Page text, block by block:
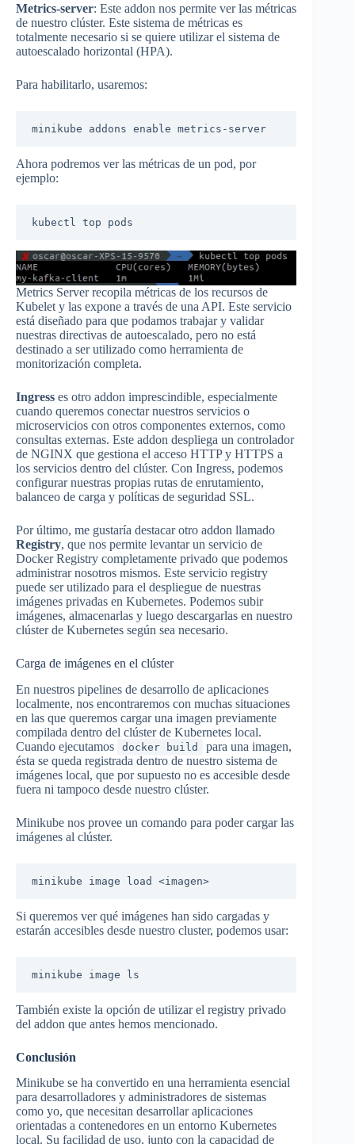
Metrics-server: Este addon nos permite ver las métricas
de nuestro clúster. Este sistema de métricas es
totalmente necesario si se quiere utilizar el sistema de
autoescalado horizontal (HPA).
Para habilitarlo, usaremos:
minikube addons enable metrics-server
Ahora podremos ver las métricas de un pod, por
ejemplo:
kubectl top pods
Metrics Server recopila métricas de los recursos de
Kubelet y las expone a través de una API. Este servicio
está diseñado para que podamos trabajar y validar
nuestras directivas de autoescalado, pero no está
destinado a ser utilizado como herramienta de
monitorización completa.
Ingress es otro addon imprescindible, especialmente
cuando queremos conectar nuestros servicios o
microservicios con otros componentes externos, como
consultas externas. Este addon despliega un controlador
de NGINX que gestiona el acceso HTTP y HTTPS a
los servicios dentro del clúster. Con Ingress, podemos
configurar nuestras propias rutas de enrutamiento,
balanceo de carga y políticas de seguridad SSL.
Por último, me gustaría destacar otro addon llamado
Registry, que nos permite levantar un servicio de
Docker Registry completamente privado que podemos
administrar nosotros mismos. Este servicio registry
puede ser utilizado para el despliegue de nuestras
imágenes privadas en Kubernetes. Podemos subir
imágenes, almacenarlas y luego descargarlas en nuestro
clúster de Kubernetes según sea necesario.
Carga de imágenes en el clúster
En nuestros pipelines de desarrollo de aplicaciones
localmente, nos encontraremos con muchas situaciones
en las que queremos cargar una imagen previamente
compilada dentro del clúster de Kubernetes local.
Cuando ejecutamos
docker build
para una imagen,
ésta se queda registrada dentro de nuestro sistema de
imágenes local, que por supuesto no es accesible desde
fuera ni tampoco desde nuestro clúster.
Minikube nos provee un comando para poder cargar las
imágenes al clúster.
minikube image load <imagen>
Si queremos ver qué imágenes han sido cargadas y
estarán accesibles desde nuestro cluster, podemos usar:
minikube image ls
También existe la opción de utilizar el registry privado
del addon que antes hemos mencionado.
Conclusión
Minikube se ha convertido en una herramienta esencial
para desarrolladores y administradores de sistemas
como yo, que necesitan desarrollar aplicaciones
orientadas a contenedores en un entorno Kubernetes
local. Su facilidad de uso, junto con la capacidad de